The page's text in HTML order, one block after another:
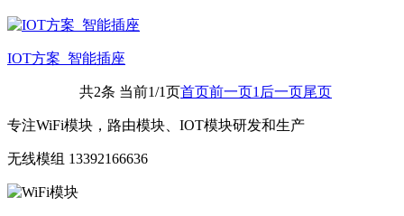
IOT方案_智能插座
共2条 当前1/1页首页前一页1 后一页尾页
专注WiFi模块，路由模块、IOT模块研发和生产
无线模组 13392166636